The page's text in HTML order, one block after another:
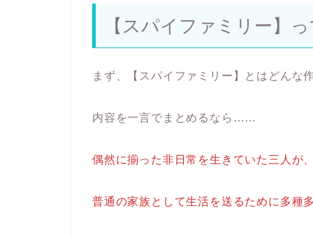
【スパイファミリー】
まず、【スパイファミリー】とはどんな
内容を一言でまとめるなら……
偶然に揃った非日常を生きていた三人が
普通の家族として生活を送るために多種